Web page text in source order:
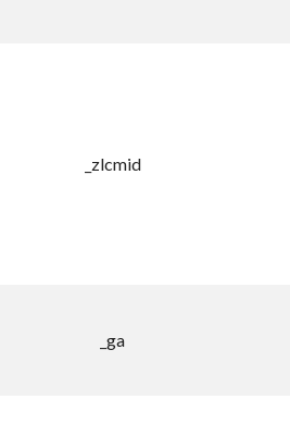
_zlcmid
_ga